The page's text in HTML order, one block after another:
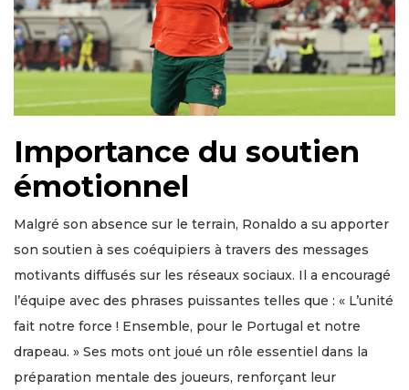
Importance du soutien
émotionnel
Malgré son absence sur le terrain, Ronaldo a su apporter
son soutien à ses coéquipiers à travers des messages
motivants diffusés sur les réseaux sociaux. Il a encouragé
l’équipe avec des phrases puissantes telles que : « L’unité
fait notre force ! Ensemble, pour le Portugal et notre
drapeau. » Ses mots ont joué un rôle essentiel dans la
préparation mentale des joueurs, renforçant leur